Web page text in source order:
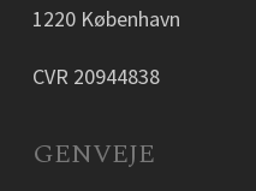
1220 København
CVR 20944838
GENVEJE